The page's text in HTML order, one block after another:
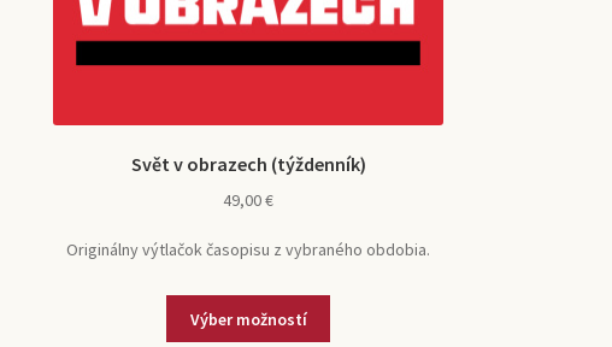
Svět v obrazech (týždenník)
49,00€
Originálny výtlačok časopisu z vybraného obdobia.